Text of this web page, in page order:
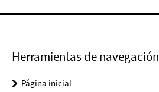
Herramientas de navegación
Página inicial